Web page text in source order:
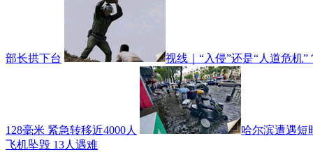
部长拱下台 视线｜“入侵”还是“人道危机
128毫米 紧急转移近4000人
哈尔滨遭遇短
飞机坠毁 13人遇难